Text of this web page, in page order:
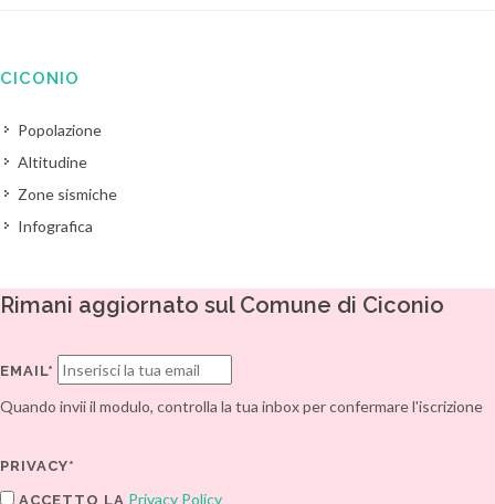
CICONIO
Popolazione
Altitudine
Zone sismiche
Infografica
Rimani aggiornato sul Comune di Ciconio
EMAIL*
Quando invii il modulo, controlla la tua inbox per confermare l'iscrizione
PRIVACY*
ACCETTO LA Privacy Policy